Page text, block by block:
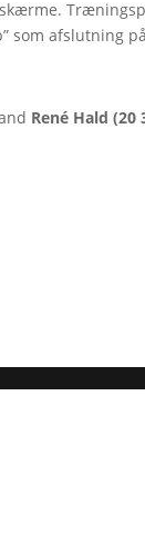
som afslutning
René Hald (20